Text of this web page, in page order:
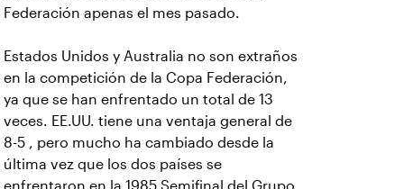
Federación apenas el mes pasado.
Estados Unidos y Australia no son extraños
en la competición de la Copa Federación,
ya que se han enfrentado un total de 13
veces. EE.UU. tiene una ventaja general de
8-5 , pero mucho ha cambiado desde la
última vez que los dos países se
enfrentaron en la 1985 Semifinal del Grupo